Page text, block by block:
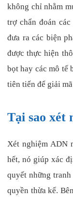
không chỉ nhằm
trợ chẩn đoán
đưa ra các biện
được thực hiện
bọt hay các mô tế
tiên tiến để giải
Tại sao xét
Xét nghiệm ADN
hết, nó giúp xác
quyết những
quyền thừa kế.